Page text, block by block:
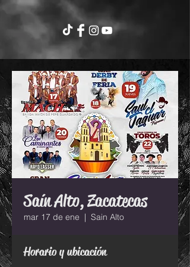
Saín Alto, Zacatecas
mar 17 de ene
  |
Sain Alto
Horario y ubicación